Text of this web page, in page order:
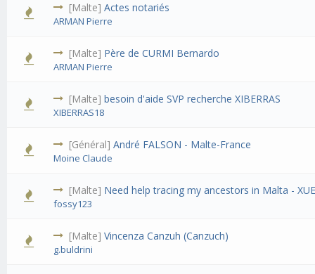
[Malte]Actes notariés
ARMAN Pierre
[Malte] Père de CURMI Bernardo
ARMAN Pierre
[Malte]besoin d'aide SVP recherche XIBERRAS
XIBERRAS18
[Général]André FALSON - Malte-France
Moine Claude
[Malte] Need help tracing my ancestors in Malta -
fossy123
[Malte]Vincenza Canzuh (Canzuch)
g.buldrini